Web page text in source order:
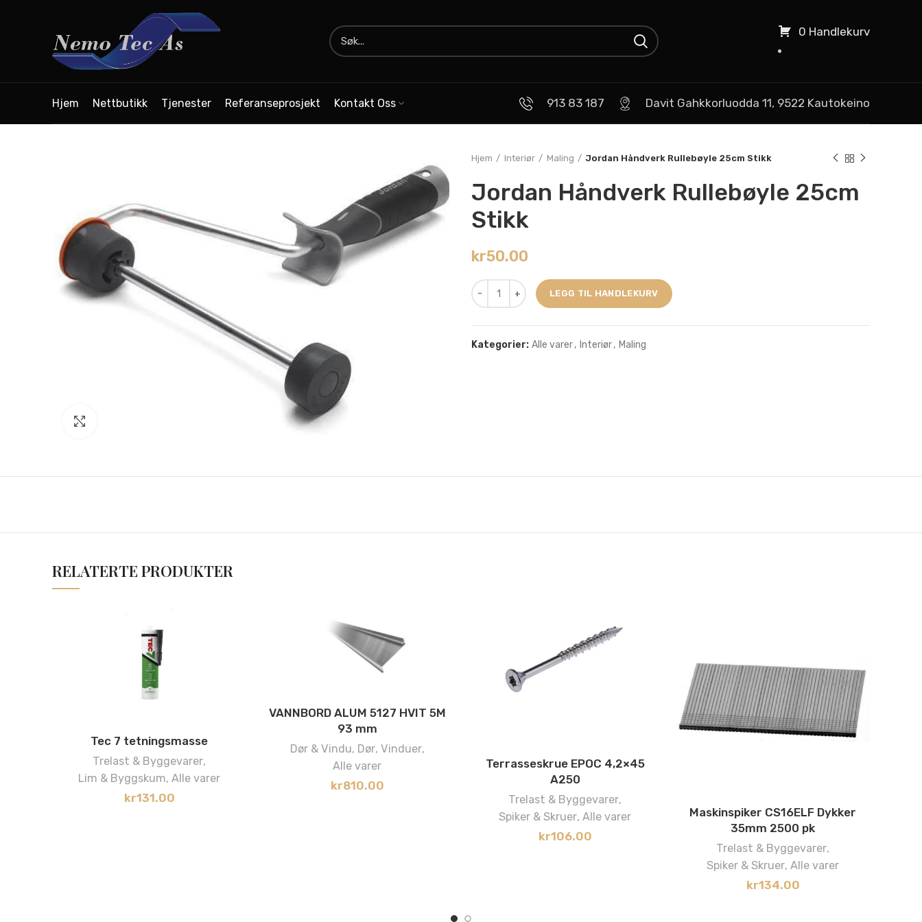
0 Handlekurv
Hjem Nettbutikk Tjenester Referanseprosjekt Kontakt Oss 913 83 187 Davit Gahkkorluodda 11, 9522 Kautokeino
Hjem Interiør Maling Jordan Håndverk Rullebøyle 25cm Stikk
Jordan Håndverk Rullebøyle 25cm
Stikk
kr50.00
LEGG TIL HANDLEKURV
Kategorier: Alle varer, Interiør, Maling
RELATERTE PRODUKTER
Tec 7 tetningsmasse
Trelast & Byggevarer,
Lim & Byggskum, Alle varer
kr131.00
VANNBORD ALUM 5127 HVIT 5M
93 mm
Dør & Vindu, Dør, Vinduer,
Alle varer
kr810.00
Terrasseskrue EPOC 4,2×45
A250
Trelast & Byggevarer,
Spiker & Skruer, Alle varer
kr106.00
Maskinspiker CS16ELF Dykker
35mm 2500 pk
Trelast & Byggevarer,
Spiker & Skruer, Alle varer
kr134.00